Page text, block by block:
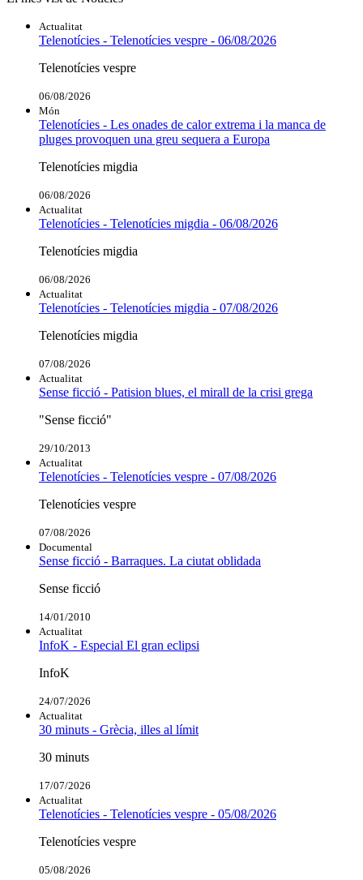
Actualitat
Telenotícies - Telenotícies vespre - 06/08/2026
Telenotícies vespre
06/08/2026
Món
Telenotícies - Les onades de calor extrema i la manca de
pluges provoquen una greu sequera a Europa
Telenotícies migdia
06/08/2026
Actualitat
Telenotícies - Telenotícies migdia - 06/08/2026
Telenotícies migdia
06/08/2026
Actualitat
Telenotícies - Telenotícies migdia - 07/08/2026
Telenotícies migdia
07/08/2026
Actualitat
Sense ficció - Patision blues, el mirall de la crisi grega
"Sense ficció"
29/10/2013
Actualitat
Telenotícies - Telenotícies vespre - 07/08/2026
Telenotícies vespre
07/08/2026
Documental
Sense ficció - Barraques. La ciutat oblidada
Sense ficció
14/01/2010
Actualitat
InfoK - Especial El gran eclipsi
InfoK
24/07/2026
Actualitat
30 minuts - Grècia, illes al límit
30 minuts
17/07/2026
Actualitat
Telenotícies - Telenotícies vespre - 05/08/2026
Telenotícies vespre
05/08/2026